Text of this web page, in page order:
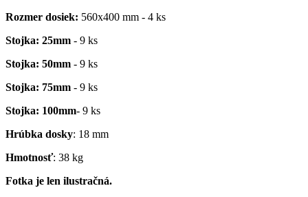
Rozmer dosiek: 560x400 mm - 4 ks
Stojka: 25mm - 9 ks
Stojka: 50mm - 9 ks
Stojka: 75mm - 9 ks
Stojka: 100mm- 9 ks
Hrúbka dosky: 18 mm
Hmotnosť: 38 kg
Fotka je len ilustračná.